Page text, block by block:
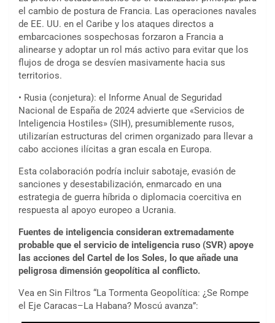
el cambio de postura de Francia. Las operaciones navales
de EE. UU. en el Caribe y los ataques directos a
embarcaciones sospechosas forzaron a Francia a
alinearse y adoptar un rol más activo para evitar que los
flujos de droga se desvíen masivamente hacia sus
territorios.
• Rusia (conjetura): el Informe Anual de Seguridad
Nacional de España de 2024 advierte que «Servicios de
Inteligencia Hostiles» (SIH), presumiblemente rusos,
utilizarían estructuras del crimen organizado para llevar a
cabo acciones ilícitas a gran escala en Europa.
Esta colaboración podría incluir sabotaje, evasión de
sanciones y desestabilización, enmarcado en una
estrategia de guerra híbrida o diplomacia coercitiva en
respuesta al apoyo europeo a Ucrania.
Fuentes de inteligencia consideran extremadamente
probable que el servicio de inteligencia ruso (SVR) apoye
las acciones del Cartel de los Soles, lo que añade una
peligrosa dimensión geopolítica al conflicto.
Vea en Sin Filtros “La Tormenta Geopolítica: ¿Se Rompe
el Eje Caracas–La Habana? Moscú avanza”: